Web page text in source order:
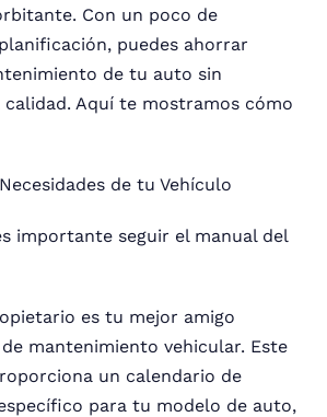
Con un poco de
puedes ahorrar
de tu auto sin
Aquí te mostramos cómo
de tu Vehículo
importante seguir el manual del
es tu mejor amigo
mantenimiento vehicular. Este
un calendario de
para tu modelo de auto,